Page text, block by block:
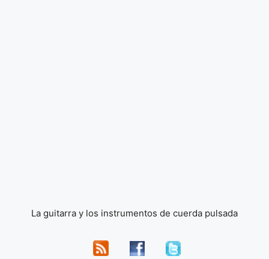
La guitarra y los instrumentos de cuerda pulsada